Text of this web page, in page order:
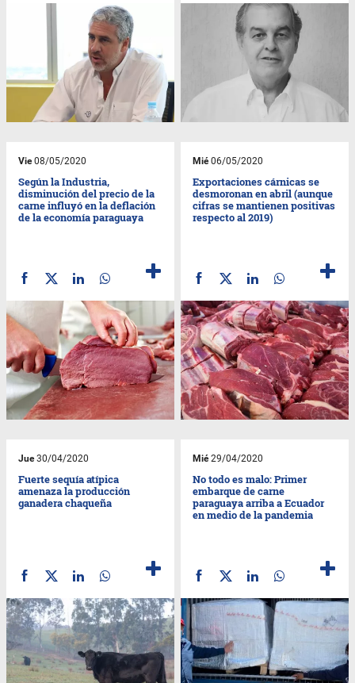
Vie08/05/2020
Según la Industria,
disminución del precio de la
carne influyó en la deflación
de la economía paraguaya
Mié06/05/2020
Exportaciones cárnicas se
desmoronan en abril (aunque
cifras se mantienen positivas
respecto al 2019)
Jue30/04/2020
Fuerte sequía atípica
amenaza la producción
ganadera chaqueña
Mié29/04/2020
No todo es malo: Primer
embarque de carne
paraguaya arriba a Ecuador
en medio de la pandemia